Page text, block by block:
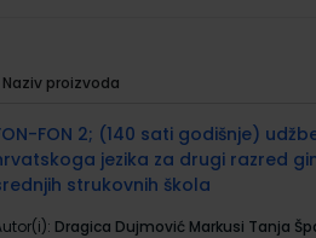
Naziv proizvoda
FON 2; (140 sati godišnje)
jezika za drugi razred
strukovnih škola
Dragica Dujmović Markusi Tanja